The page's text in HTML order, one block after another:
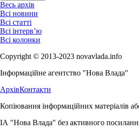
Весь архів
Всі новини
Всі статті
Всі інтерв’ю
Всі колонки
Copyright © 2013-2023 novavlada.info
Інформаційне агентство "Нова Влада"
АрхівКонтакти
Копіювання інформаційних матеріалів
ІА "Нова Влада" без активного